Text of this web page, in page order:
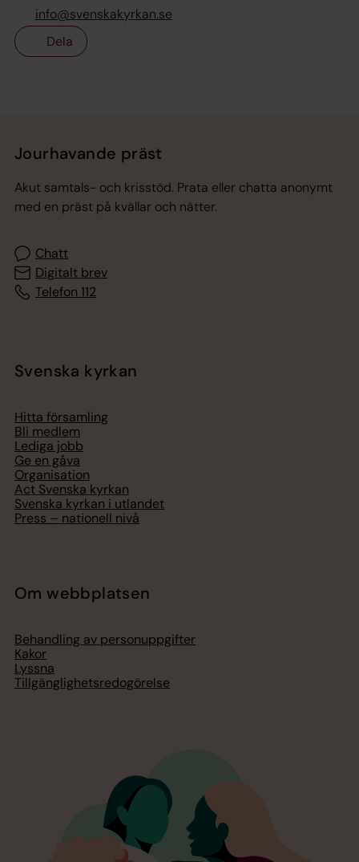
info@svenskakyrkan.se
Dela
Jourhavande präst
Akut samtals- och krisstöd. Prata eller chatta anonymt
med en präst på kvällar och nätter.
Chatt
Digitalt brev
Telefon 112
Svenska kyrkan
Hitta församling
Bli medlem
Lediga jobb
Ge en gåva
Organisation
Act Svenska kyrkan
Svenska kyrkan i utlandet
Press – nationell nivå
Om webbplatsen
Behandling av personuppgifter
Kakor
Lyssna
Tillgänglighetsredogörelse